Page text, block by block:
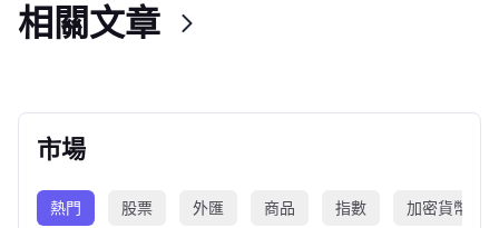
市場
熱門 股票 外匯 商品 指數 加密貨幣
相關文章